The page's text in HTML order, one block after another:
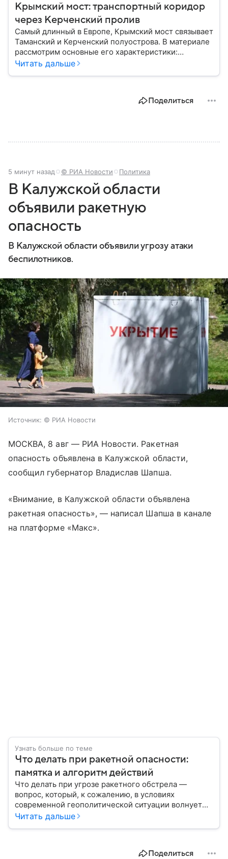
Крымский мост: транспортный коридор
через Керченский пролив
Самый длинный в Европе, Крымский мост связывает
Таманский и Керченский полуострова. В материале
рассмотрим основные его характеристики:
географию, статус объекта, историю строительства
Читать дальше
Поделиться
5 минут назад © РИА Новости Политика
В Калужской области
объявили ракетную
опасность
В Калужской области объявили угрозу атаки
беспилотников.
Источник: © РИА Новости
МОСКВА, 8 авг — РИА Новости. Ракетная
опасность объявлена в Калужской области,
сообщил губернатор Владислав Шапша.
«Внимание, в Калужской области объявлена
ракетная опасность», — написал Шапша в канале
на платформе «Макс».
Узнать больше по теме
Что делать при ракетной опасности:
памятка и алгоритм действий
Что делать при угрозе ракетного обстрела —
вопрос, который, к сожалению, в условиях
современной геополитической ситуации волнует
все больше людей. В материале мы рассказываем,
Читать дальше
Поделиться